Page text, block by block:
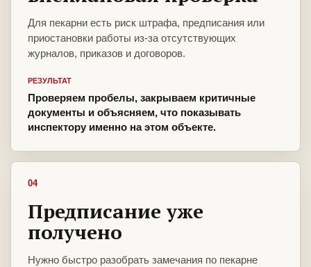
Для пекарни есть риск штрафа, предписания или
приостановки работы из-за отсутствующих
журналов, приказов и договоров.
РЕЗУЛЬТАТ
Проверяем пробелы, закрываем критичные
документы и объясняем, что показывать
инспектору именно на этом объекте.
04
Предписание уже
получено
Нужно быстро разобрать замечания по пекарне